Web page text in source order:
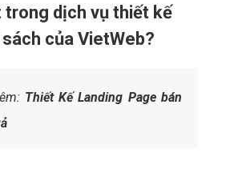
trong dịch vụ thiết kế
của VietWeb?
Thiết Kế Landing Page bán